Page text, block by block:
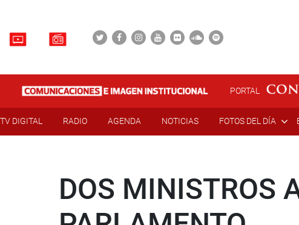
PORTAL
TV DIGITAL RADIO AGENDA NOTICIAS FOTOS DEL DÍA
DOS MINISTROS